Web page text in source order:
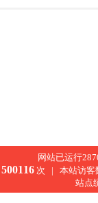
网站已运行
500116次 | 本站访客
站点